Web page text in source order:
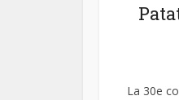
La 30e